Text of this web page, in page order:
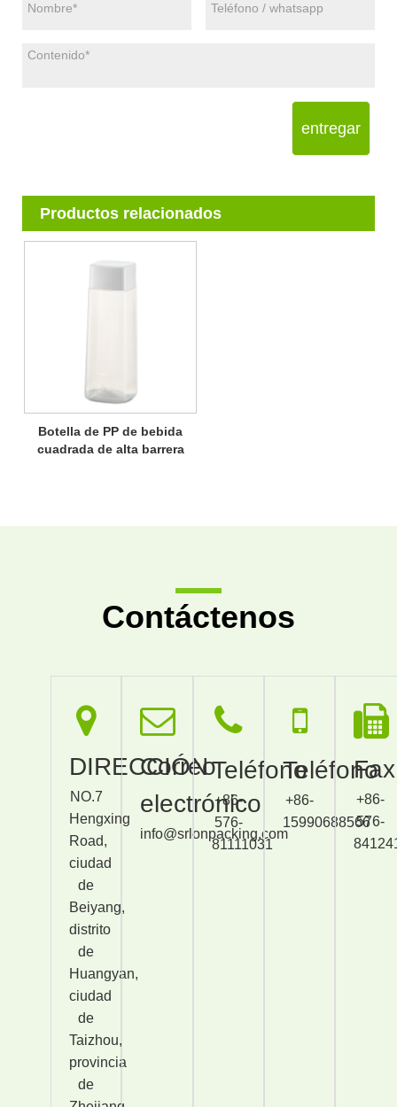
entregar
Productos relacionados
Botella de PP de bebida
cuadrada de alta barrera
Contáctenos
DIRECCIÓN
NO.7
Hengxing
Road,
ciudad
de
Beiyang,
distrito
de
Huangyan,
ciudad
de
Taizhou,
provincia
de
Correo
electrónico
info@srlonpacking.com
Teléfono
+86-
576-
81111031
Teléfono
+86-
15990688566
Fax
+86-
576-